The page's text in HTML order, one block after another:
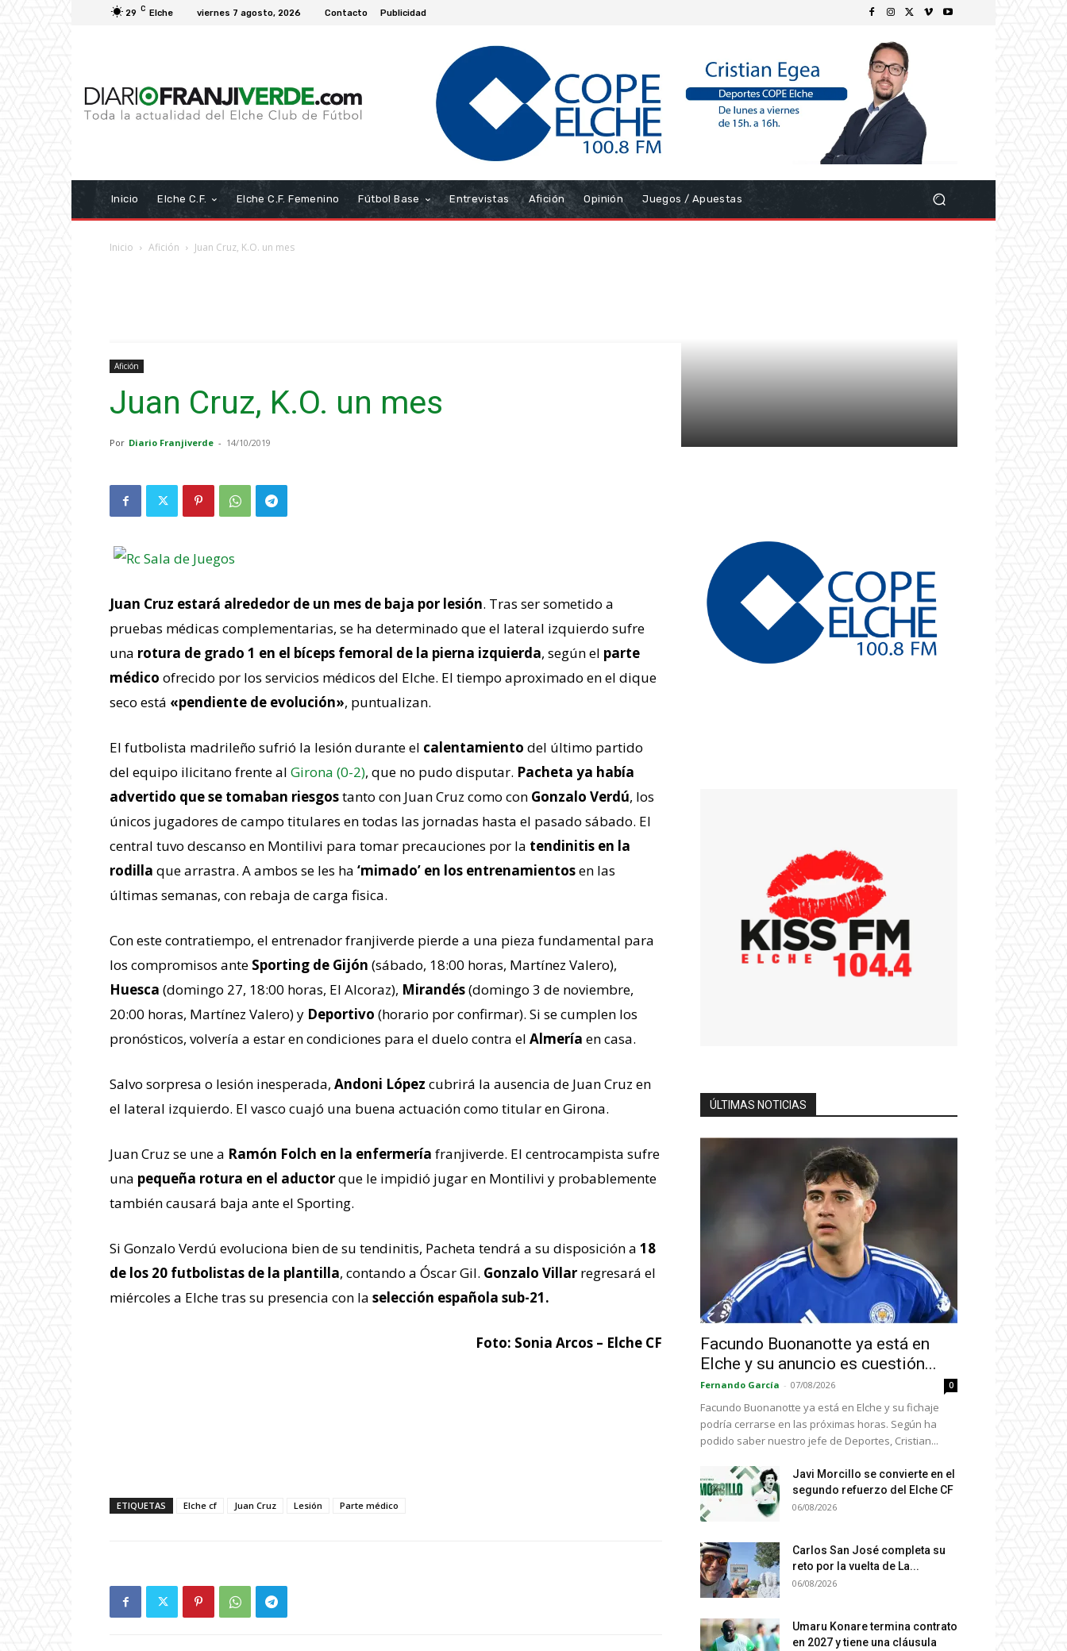
29 C Elche viernes 7 agosto, 2026 Contacto Publicidad
Inicio Elche C.F. Elche C.F. Femenino Fútbol Base Entrevistas Afición Opinión Juegos / Apuestas
Inicio Afición Juan Cruz, K.O. un mes
Afición
Juan Cruz, K.O. un mes
Por Diario Franjiverde - 14/10/2019
Juan Cruz estará alrededor de un mes de baja por lesión. Tras ser sometido a
pruebas médicas complementarias, se ha determinado que el lateral izquierdo sufre
una rotura de grado 1 en el bíceps femoral de la pierna izquierda, según el parte
médico ofrecido por los servicios médicos del Elche. El tiempo aproximado en el dique
seco está «pendiente de evolución», puntualizan.
El futbolista madrileño sufrió la lesión durante el calentamiento del último partido
del equipo ilicitano frente al Girona (0-2), que no pudo disputar. Pacheta ya había
advertido que se tomaban riesgostanto con Juan Cruz como con Gonzalo Verdú, los
únicos jugadores de campo titulares en todas las jornadas hasta el pasado sábado. El
central tuvo descanso en Montilivi para tomar precauciones por la tendinitis en la
rodilla que arrastra. A ambos se les ha ‘mimado’ en los entrenamientosen las
últimas semanas, con rebaja de carga fisica.
Con este contratiempo, el entrenador franjiverde pierde a una pieza fundamental para
los compromisos ante Sporting de Gijón (sábado, 18:00 horas, Martínez Valero),
Huesca (domingo 27, 18:00 horas, El Alcoraz), Mirandés(domingo 3 de noviembre,
20:00 horas, Martínez Valero) y Deportivo (horario por confirmar). Si se cumplen los
pronósticos, volvería a estar en condiciones para el duelo contra el Almería en casa.
Salvo sorpresa o lesión inesperada, Andoni López cubrirá la ausencia de Juan Cruz en
el lateral izquierdo. El vasco cuajó una buena actuación como titular en Girona.
Juan Cruz se une a Ramón Folch en la enfermería franjiverde. El centrocampista sufre
una pequeña rotura en el aductorque le impidió jugar en Montilivi y probablemente
también causará baja ante el Sporting.
Si Gonzalo Verdú evoluciona bien de su tendinitis, Pacheta tendrá a su disposición a 18
de los 20 futbolistas de la plantilla, contando a Óscar Gil. Gonzalo Villar regresará el
miércoles a Elche tras su presencia con la selección española sub-21.
Foto: Sonia Arcos – Elche CF
ETIQUETAS Elche cf Juan Cruz Lesión Parte médico
ÚLTIMAS NOTICIAS
Facundo Buonanotte ya está en
Elche y su anuncio es cuestión...
Fernando García - 07/08/2026 0
Facundo Buonanotte ya está en Elche y su fichaje
podría cerrarse en las próximas horas. Según ha
podido saber nuestro jefe de Deportes, Cristian...
Javi Morcillo se convierte en el
segundo refuerzo del Elche CF
06/08/2026
Carlos San José completa su
reto por la vuelta de La...
06/08/2026
Umaru Konare termina contrato
en 2027 y tiene una cláusula